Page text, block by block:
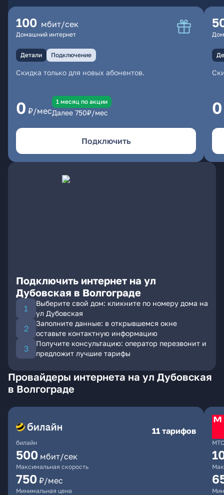
100 мбит/сек
Домашний интернет
Детали Подключение
Скидка только для новых абонентов.
0 ₽/мес
1 месяц по акции
Далее 750₽/мес
Подключить
0
Подключить интернет на ул
Дубовская в Волгограде
Выберите свой дом: кликните по номеру дома на
ул Дубовская
Заполните данные: в открывшемся окне
оставьте контактную информацию
Получите консультацию: оператор перезвонит и
предложит лучшие тарифы
Провайдеры интернета на ул Дубовская
в Волгограде
билайн
11 тарифов
500 мбит/сек
Максимальная скорость
750 ₽/мес
Минимальная цена
МТС